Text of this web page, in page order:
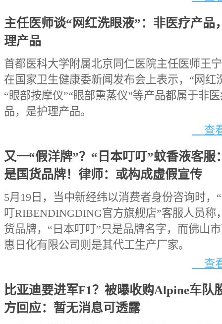
主任医师谈“网红洗眼液”：非医疗产品
理产品
首都医科大学附属北京同仁医院主任医师王
在国家卫生健康委新闻发布会上表示，“网红
“眼部按摩仪”“眼部熏蒸仪”等产品都属于非
品，是护理产品。
查
又一“假洋牌”？“日本叮叮”蚊香液客服
是国货品牌！律师：或构成虚假宣传
5月19日，当中新经纬以消费者身份咨询时，
叮RIBENDINGDING官方旗舰店”客服人员称
货品牌，“日本叮叮”只是品牌名字，而佛山
惠日化有限公司则是其代工生产厂家。
查
比亚迪要进军F1？被曝收购Alpine车队
方回应：暂无消息可透露